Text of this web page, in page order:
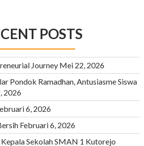
POSTS
Journey Mei 22, 2026
Pondok Ramadhan, Antusiasme Siswa
2026
6, 2026
Februari 6, 2026
Sekolah SMAN 1 Kutorejo